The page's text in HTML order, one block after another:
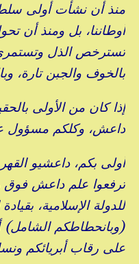
منذ أن نشأت أولى
أوطاننا، بل ومنذ أن
تسترخص الذل
بالخوف والجبن تارة،
إذا كان من الأولى
داعش، وكلكم مسؤول
أولى بكم، داعشيو
ترفعوا علم داعش فوق
للدولة الإسلامية،
(وبانحطاطكم الشامل)
على رقاب أبريائكم